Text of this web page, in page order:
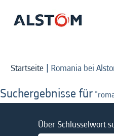
Startseite | Romania bei
Suchergebnisse für
Über Schlüsselwort